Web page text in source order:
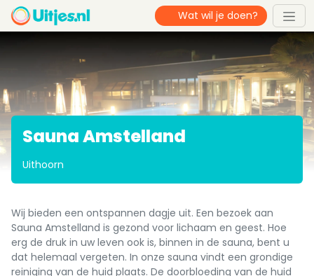
Sauna Amstelland
Uithoorn
Wij bieden een ontspannen dagje uit. Een bezoek aan
Sauna Amstelland is gezond voor lichaam en geest. Hoe
erg de druk in uw leven ook is, binnen in de sauna, bent u
dat helemaal vergeten. In onze sauna vindt een grondige
reiniging van de huid plaats. De doorbloeding van de huid